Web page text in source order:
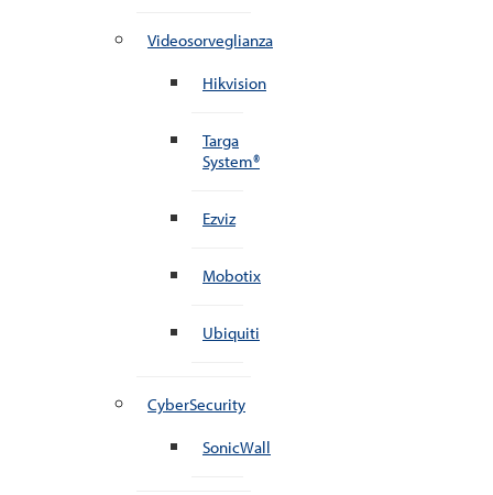
Videosorveglianza
Hikvision
Targa
System®
Ezviz
Mobotix
Ubiquiti
CyberSecurity
SonicWall